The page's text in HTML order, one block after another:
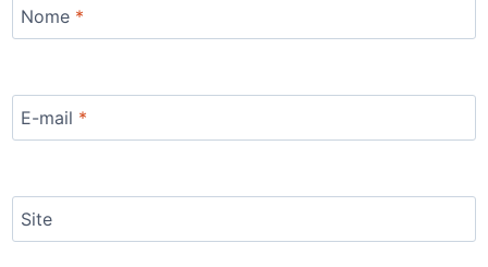
Nome *
E-mail *
Site